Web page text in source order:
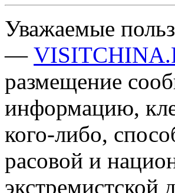
Уважаемые
—
размещение
информацию,
кого-либо,
расовой и
экстремистской